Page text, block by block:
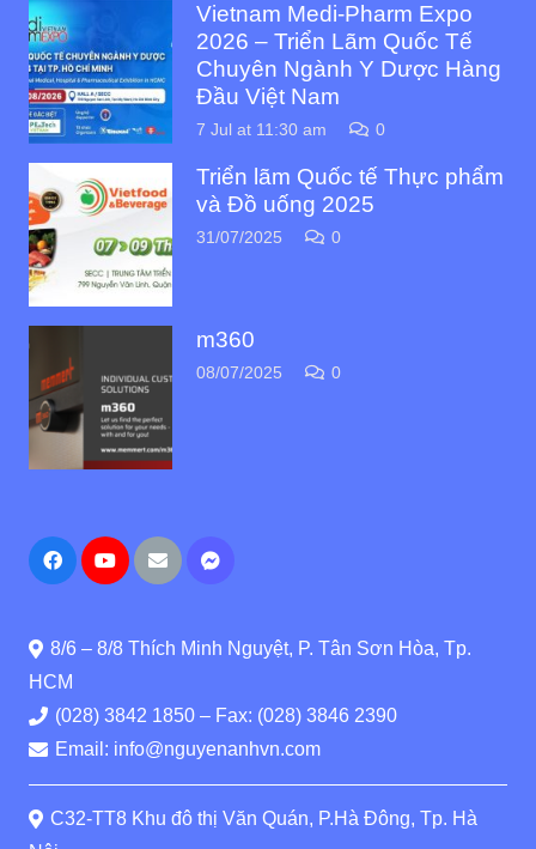
Vietnam Medi-Pharm Expo
2026 – Triển Lãm Quốc Tế
Chuyên Ngành Y Dược Hàng
Đầu Việt Nam
7 Jul at 11:30 am 0
Triển lãm Quốc tế Thực phẩm
và Đồ uống 2025
31/07/2025 0
m360
08/07/2025 0
8/6 – 8/8 Thích Minh Nguyệt, P. Tân Sơn Hòa, Tp.
HCM
(028) 3842 1850 – Fax: (028) 3846 2390
Email: info@nguyenanhvn.com
C32-TT8 Khu đô thị Văn Quán, P.Hà Đông, Tp. Hà